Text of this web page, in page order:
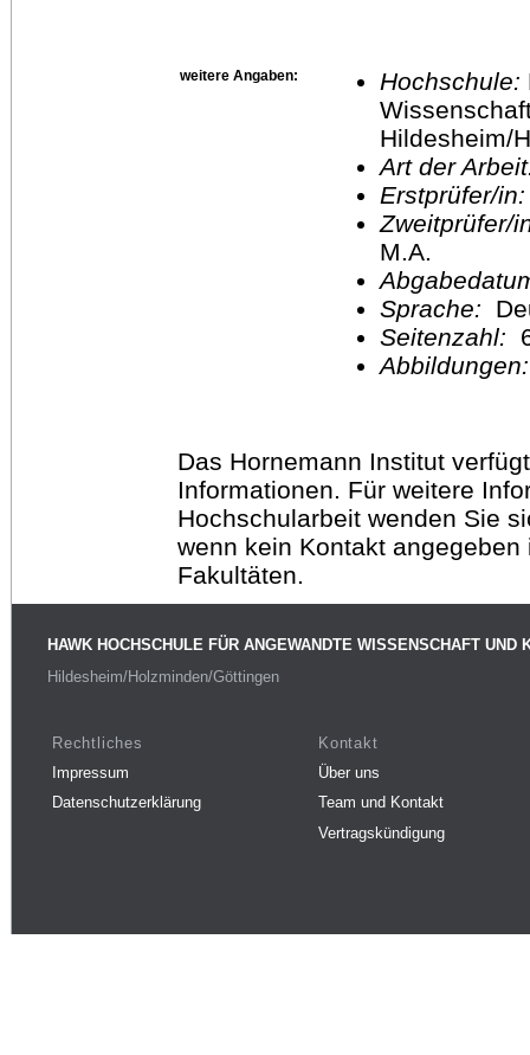
weitere Angaben: Hochschule:
Hildesheim/
Art der
Erstprüfer/
M.A.
Sprache:
Seitenzahl:
Das Hornemann Institut
Informationen. Für weitere
Hochschularbeit wenden Sie
wenn kein Kontakt
Fakultäten.
HAWK HOCHSCHULE FÜR ANGEWANDTE WISSENSCHAFT UND
Hildesheim/Holzminden/Göttingen
Rechtliches
Impressum
Datenschutzerklärung
Kontakt
Über uns
Team und Kontakt
Vertragskündigung